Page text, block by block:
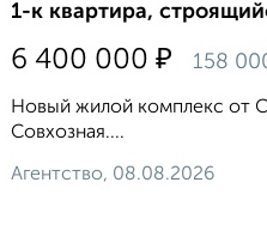
1-к квартира,
6 400 000 ₽ 158
Новый жилой комплекс от
Совхозная....
Агентство, 08.08.2026